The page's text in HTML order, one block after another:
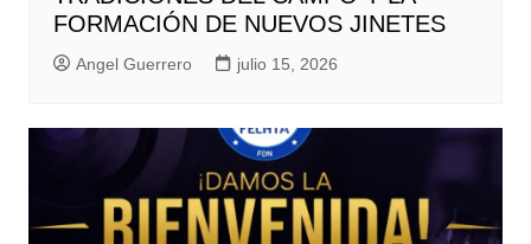
FORMACIÓN DE NUEVOS JINETES
Angel Guerrero julio 15, 2026